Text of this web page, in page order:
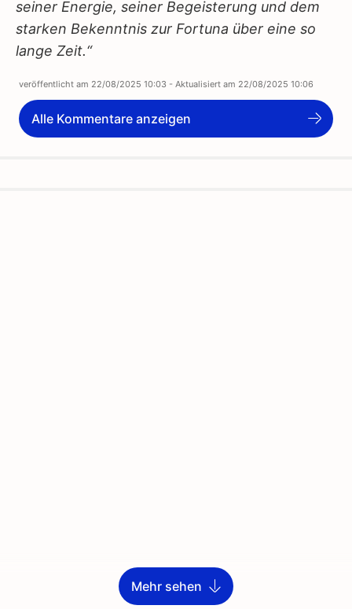
seiner Energie, seiner Begeisterung und dem
starken Bekenntnis zur Fortuna über eine so
lange Zeit.“
veröffentlicht am 22/08/2025 10:03 - Aktualisiert am 22/08/2025 10:06
Alle Kommentare anzeigen
Mehr sehen